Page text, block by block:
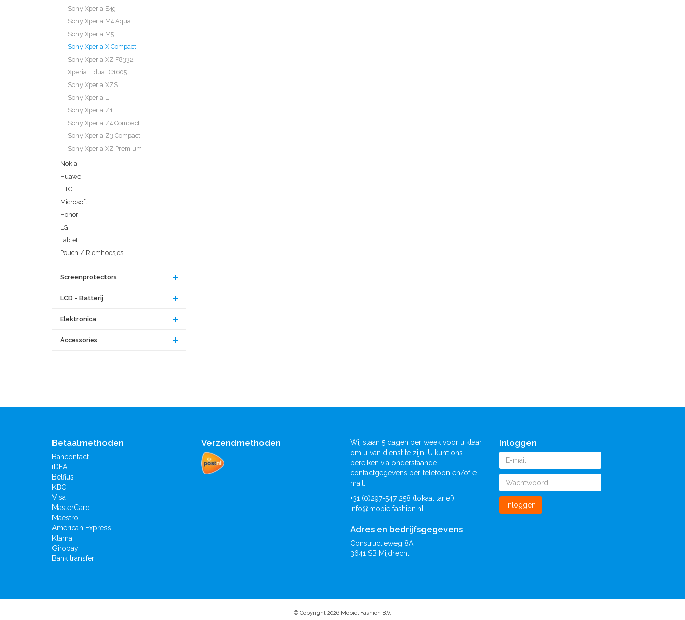
Sony Xperia E4g
Sony Xperia M4 Aqua
Sony Xperia M5
Sony Xperia X Compact
Sony Xperia XZ F8332
Xperia E dual C1605
Sony Xperia XZS
Sony Xperia L
Sony Xperia Z1
Sony Xperia Z4 Compact
Sony Xperia Z3 Compact
Sony Xperia XZ Premium
Nokia
Huawei
HTC
Microsoft
Honor
LG
Tablet
Pouch / Riemhoesjes
Screenprotectors
LCD - Batterij
Elektronica
Accessories
Betaalmethoden
Bancontact
iDEAL
Belfius
KBC
Visa
MasterCard
Maestro
American Express
Klarna.
Giropay
Bank transfer
Verzendmethoden
Wij staan 5 dagen per week voor u klaar
om u van dienst te zijn. U kunt ons
bereiken via onderstaande
contactgegevens per telefoon en/of e-
mail.
+31 (0)297-547 258 (lokaal tarief)
info@mobielfashion.nl
Adres en bedrijfsgegevens
Constructieweg 8A
3641 SB Mijdrecht
Inloggen
Inloggen
© Copyright 2026 Mobiel Fashion B.V.